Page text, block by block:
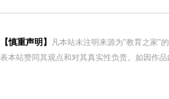
【慎重声明】
凡本站未注明来源为"教育之家"
表本站赞同其观点和对其真实性负责。如因作